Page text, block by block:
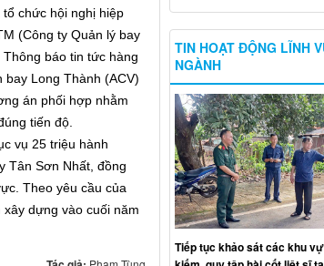
chức hội nghị hiệp
(Công ty Quản lý bay
báo tin tức hàng
Long Thành (ACV)
án phối hợp nhằm
tiến độ.
vụ 25 triệu hành
Tân Sơn Nhất, đồng
Theo yêu cầu của
dựng vào cuối năm
TIN HOẠT ĐỘNG LĨNH
NGÀNH
Tiếp tục khảo sát các khu